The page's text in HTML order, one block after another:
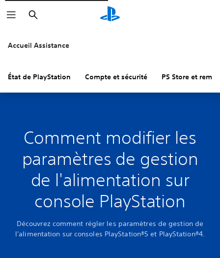
Rechercher
Accueil Assistance
État de PlayStation Compte et sécurité PS Store et
Comment modifier les
paramètres de gestion
de l'alimentation sur
console PlayStation
Découvrez comment régler les paramètres de gestion de
l'alimentation sur consoles PlayStation®5 et PlayStation®4.